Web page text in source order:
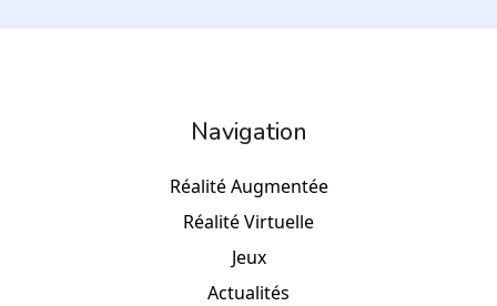
Navigation
Réalité Augmentée
Réalité Virtuelle
Jeux
Actualités